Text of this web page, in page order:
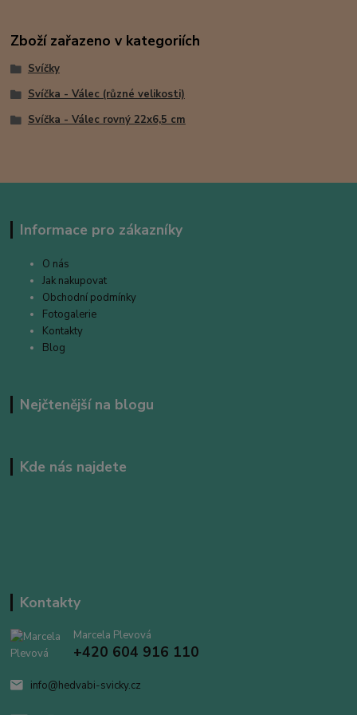
Zboží zařazeno v kategoriích
Svíčky
Svíčka - Válec (různé velikosti)
Svíčka - Válec rovný 22x6,5 cm
Informace pro zákazníky
O nás
Jak nakupovat
Obchodní podmínky
Fotogalerie
Kontakty
Blog
Nejčtenější na blogu
Kde nás najdete
Kontakty
Marcela Plevová
+420 604 916 110
info@hedvabi-svicky.cz